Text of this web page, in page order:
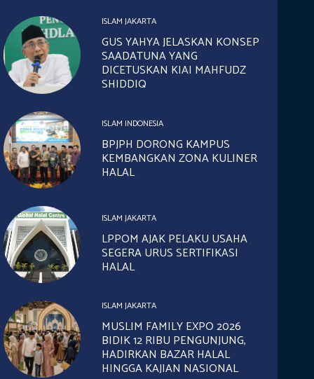
ISLAM JAKARTA
GUS YAHYA JELASKAN KONSEP
SAADATUNA YANG
DICETUSKAN KIAI MAHFUDZ
SHIDDIQ
ISLAM INDONESIA
BPJPH DORONG KAMPUS
KEMBANGKAN ZONA KULINER
HALAL
ISLAM JAKARTA
LPPOM AJAK PELAKU USAHA
SEGERA URUS SERTIFIKASI
HALAL
ISLAM JAKARTA
MUSLIM FAMILY EXPO 2026
BIDIK 12 RIBU PENGUNJUNG,
HADIRKAN BAZAR HALAL
HINGGA KAJIAN NASIONAL